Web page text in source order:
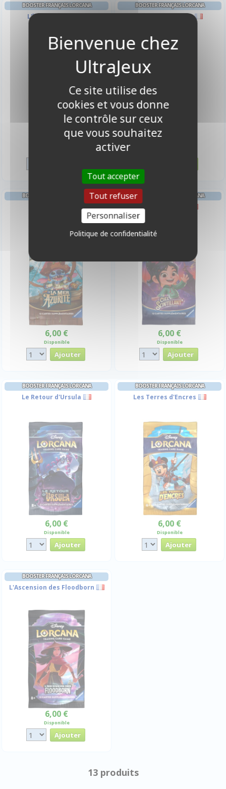
BOOSTER FRANÇAIS LORCANA
L'île d'Archazia
BOOSTER FRANÇAIS LORCANA
Premier Chapitre
BOOSTER FRANÇAIS LORCANA
6,00 €
Disponible
BOOSTER FRANÇAIS LORCANA
Ciel Scintillant
6,00 €
Disponible
BOOSTER FRANÇAIS LORCANA
Le Retour d'Ursula
6,00 €
Disponible
BOOSTER FRANÇAIS LORCANA
Les Terres d'Encres
6,00 €
Disponible
BOOSTER FRANÇAIS LORCANA
L'Ascension des Floodborn
6,00 €
Disponible
13 produits
Ce site utilise des
cookies et vous donne
le contrôle sur ceux
que vous souhaitez
activer
Tout accepter
Tout refuser
Personnaliser
Politique de confidentialité